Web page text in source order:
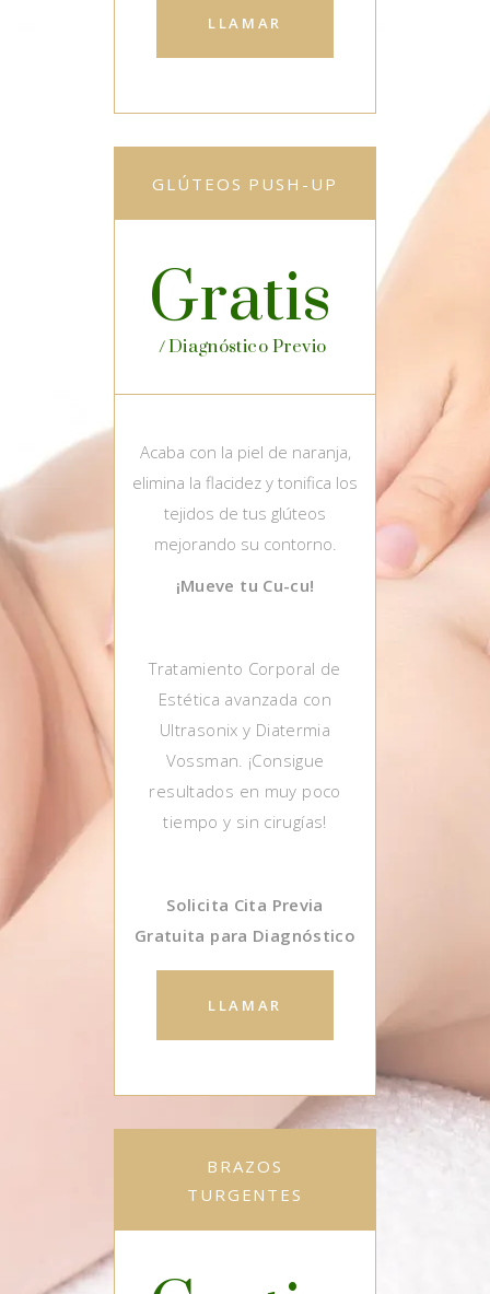
LLAMAR
GLÚTEOS PUSH-UP
Gratis
Diagnóstico Previo
Acaba con la piel de naranja,
elimina la flacidez y tonifica los
tejidos de tus glúteos
mejorando su contorno.
¡Mueve tu Cu-cu!
Tratamiento Corporal de
Estética avanzada con
Ultrasonix y Diatermia
Vossman. ¡Consigue
resultados en muy poco
tiempo y sin cirugías!
Solicita Cita Previa
Gratuita para Diagnóstico
LLAMAR
BRAZOS
TURGENTES